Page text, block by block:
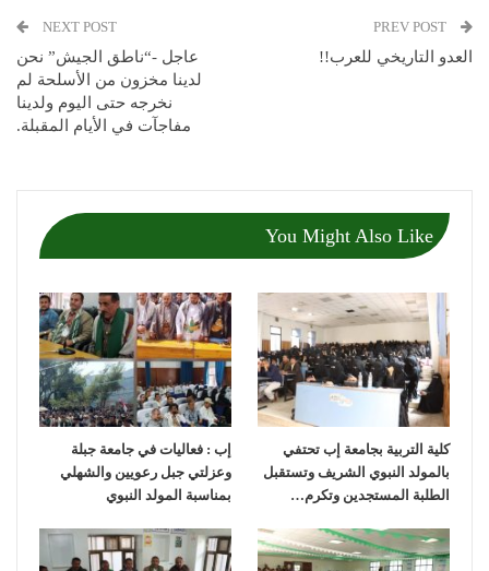
العدو التاريخي للعرب!!
NEXT POST
عاجل -“ناطق الجيش” نحن
لدينا مخزون من الأسلحة لم
نخرجه حتى اليوم ولدينا
مفاجآت في الأيام المقبلة.
You Might Also Like
كلية التربية بجامعة إب تحتفي
بالمولد النبوي الشريف وتستقبل
الطلبة المستجدين وتكرم…
إب : فعاليات في جامعة جبلة
وعزلتي جبل رعويين والشهلي
بمناسبة المولد النبوي